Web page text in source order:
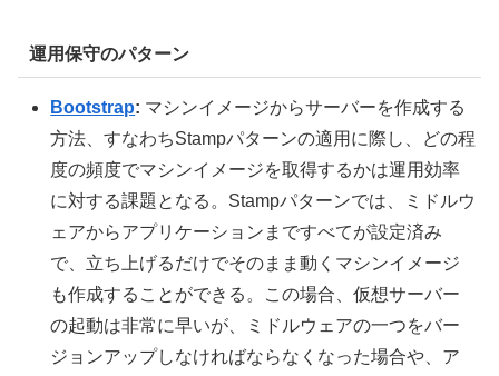
運用保守のパターン
Bootstrap: マシンイメージからサーバーを作成する
方法、すなわちStampパターンの適用に際し、どの程
度の頻度でマシンイメージを取得するかは運用効率
に対する課題となる。Stampパターンでは、ミドルウ
ェアからアプリケーションまですべてが設定済み
で、立ち上げるだけでそのまま動くマシンイメージ
も作成することができる。この場合、仮想サーバー
の起動は非常に早いが、ミドルウェアの一つをバー
ジョンアップしなければならなくなった場合や、ア